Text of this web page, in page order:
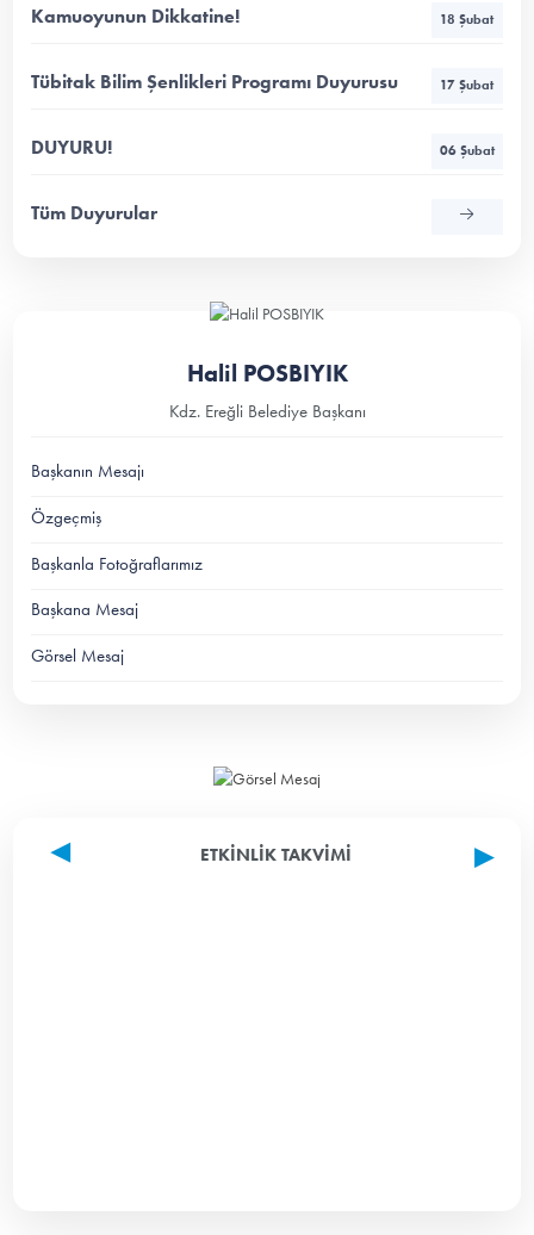
Kamuoyunun Dikkatine! 18 Şubat
Tübitak Bilim Şenlikleri Programı Duyurusu 17 Şubat
DUYURU! 06 Şubat
Tüm Duyurular
Halil POSBIYIK
Kdz. Ereğli Belediye Başkanı
Başkanın Mesajı
Özgeçmiş
Başkanla Fotoğraflarımız
Başkana Mesaj
Görsel Mesaj
ETKINLIK TAKVIMI